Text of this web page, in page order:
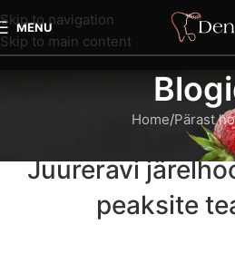
Skip to navigation
Skip to main content
MENU
Home Pärast
PÄRAST
Juureravi
peaksite